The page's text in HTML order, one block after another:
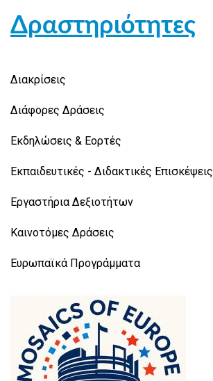
Δραστηριότητες
Διακρίσεις
Διάφορες Δράσεις
Εκδηλώσεις & Εορτές
Εκπαιδευτικές - Διδακτικές Επισκέψεις
Εργαστήρια Δεξιοτήτων
Καινοτόμες Δράσεις
Ευρωπαϊκά Προγράμματα